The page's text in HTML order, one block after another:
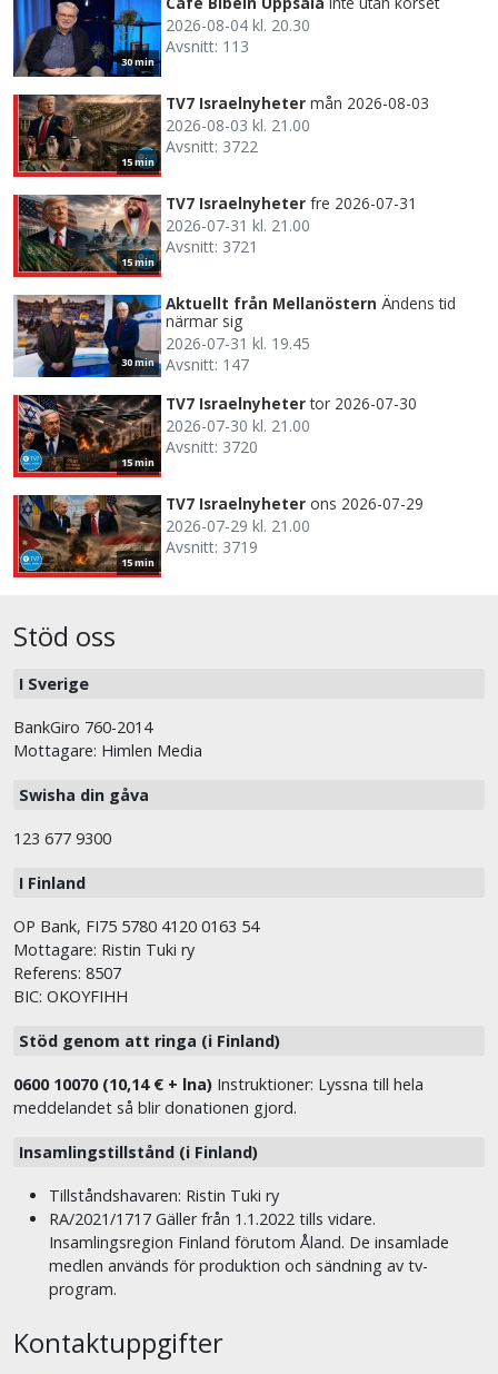
30 min
2026-08-04 kl. 20.30
Avsnitt: 113
15 min
TV7 Israelnyheter mån 2026-08-03
2026-08-03 kl. 21.00
Avsnitt: 3722
15 min
TV7 Israelnyheter fre 2026-07-31
2026-07-31 kl. 21.00
Avsnitt: 3721
30 min
Aktuellt från Mellanöstern Ändens tid
närmar sig
2026-07-31 kl. 19.45
Avsnitt: 147
15 min
TV7 Israelnyheter tor 2026-07-30
2026-07-30 kl. 21.00
Avsnitt: 3720
15 min
TV7 Israelnyheter ons 2026-07-29
2026-07-29 kl. 21.00
Avsnitt: 3719
Stöd oss
I Sverige
BankGiro 760-2014
Mottagare: Himlen Media
Swisha din gåva
123 677 9300
I Finland
OP Bank, FI75 5780 4120 0163 54
Mottagare: Ristin Tuki ry
Referens: 8507
BIC: OKOYFIHH
Stöd genom att ringa (i Finland)
0600 10070 (10,14 € + lna) Instruktioner: Lyssna till hela
meddelandet så blir donationen gjord.
Insamlingstillstånd (i Finland)
Tillståndshavaren: Ristin Tuki ry
RA/2021/1717 Gäller från 1.1.2022 tills vidare.
Insamlingsregion Finland förutom Åland. De insamlade
medlen används för produktion och sändning av tv-
program.
Kontaktuppgifter